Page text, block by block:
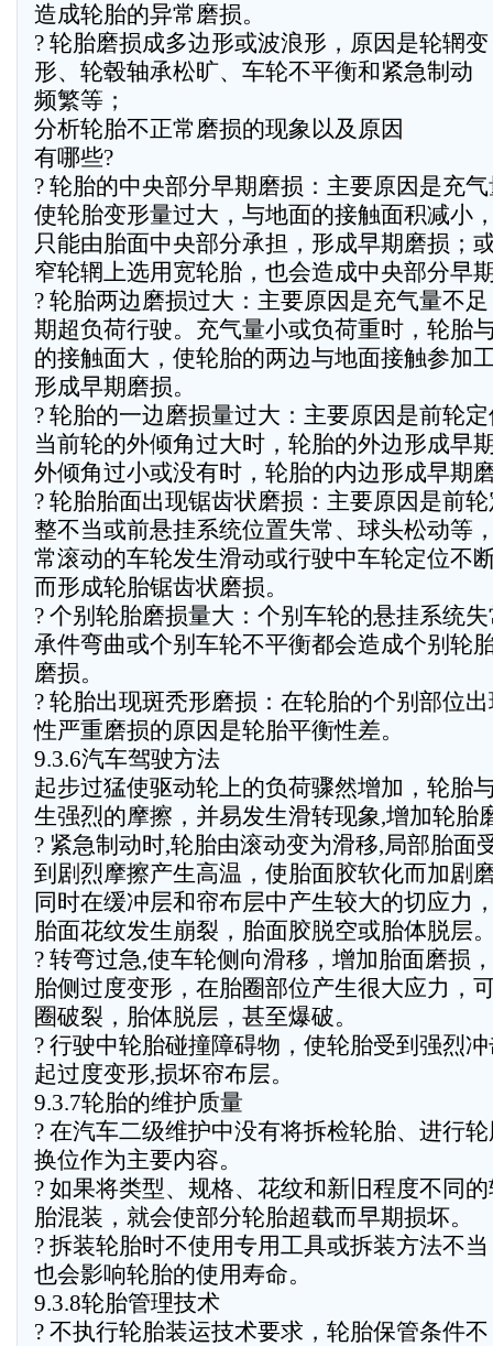
造成轮胎的异常磨损。
? 轮胎磨损成多边形或波浪形，原因是轮辋变
形、轮毂轴承松旷、车轮不平衡和紧急制动
频繁等；
分析轮胎不正常磨损的现象以及原因
有哪些?
? 轮胎的中央部分早期磨损：主要原因是充
使轮胎变形量过大，与地面的接触面积减小
只能由胎面中央部分承担，形成早期磨损；
窄轮辋上选用宽轮胎，也会造成中央部分早
? 轮胎两边磨损过大：主要原因是充气量不
期超负荷行驶。充气量小或负荷重时，轮胎
的接触面大，使轮胎的两边与地面接触参加
形成早期磨损。
? 轮胎的一边磨损量过大：主要原因是前轮
当前轮的外倾角过大时，轮胎的外边形成早
外倾角过小或没有时，轮胎的内边形成早期
? 轮胎胎面出现锯齿状磨损：主要原因是前
整不当或前悬挂系统位置失常、球头松动等
常滚动的车轮发生滑动或行驶中车轮定位不
而形成轮胎锯齿状磨损。
? 个别轮胎磨损量大：个别车轮的悬挂系统
承件弯曲或个别车轮不平衡都会造成个别轮
磨损。
? 轮胎出现斑秃形磨损：在轮胎的个别部位
性严重磨损的原因是轮胎平衡性差。
9.3.6汽车驾驶方法
起步过猛使驱动轮上的负荷骤然增加，轮胎
生强烈的摩擦，并易发生滑转现象,增加轮胎
? 紧急制动时,轮胎由滚动变为滑移,局部胎面
到剧烈摩擦产生高温，使胎面胶软化而加剧
同时在缓冲层和帘布层中产生较大的切应力
胎面花纹发生崩裂，胎面胶脱空或胎体脱层
? 转弯过急,使车轮侧向滑移，增加胎面磨损
胎侧过度变形，在胎圈部位产生很大应力，
圈破裂，胎体脱层，甚至爆破。
? 行驶中轮胎碰撞障碍物，使轮胎受到强烈
起过度变形,损坏帘布层。
9.3.7轮胎的维护质量
? 在汽车二级维护中没有将拆检轮胎、进行
换位作为主要内容。
? 如果将类型、规格、花纹和新旧程度不同
胎混装，就会使部分轮胎超载而早期损坏。
? 拆装轮胎时不使用专用工具或拆装方法不
也会影响轮胎的使用寿命。
9.3.8轮胎管理技术
? 不执行轮胎装运技术要求，轮胎保管条件不